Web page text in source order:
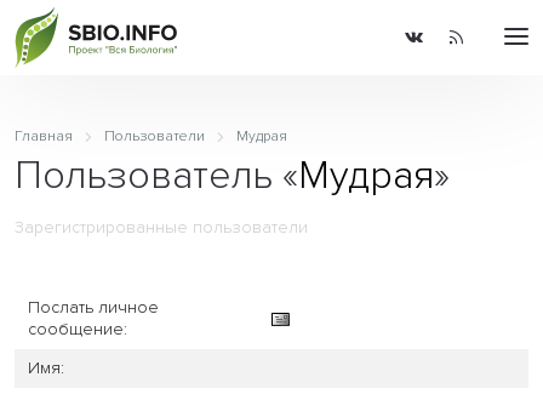
Главная Пользователи Мудрая
Пользователь «Мудрая»
Зарегистрированные пользователи
Послать личное
сообщение:
Имя: